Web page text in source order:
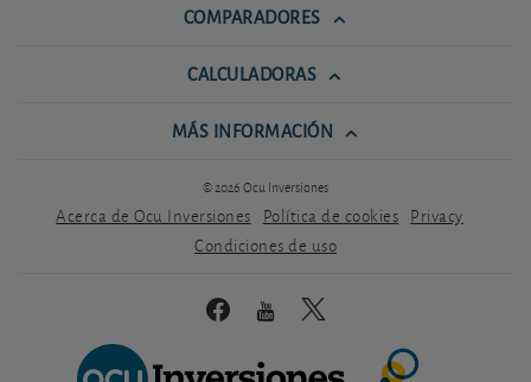
COMPARADORES
CALCULADORAS
MÁS INFORMACIÓN
© 2026 Ocu Inversiones
Acerca de Ocu Inversiones Política de cookies Privacy
Condiciones de uso